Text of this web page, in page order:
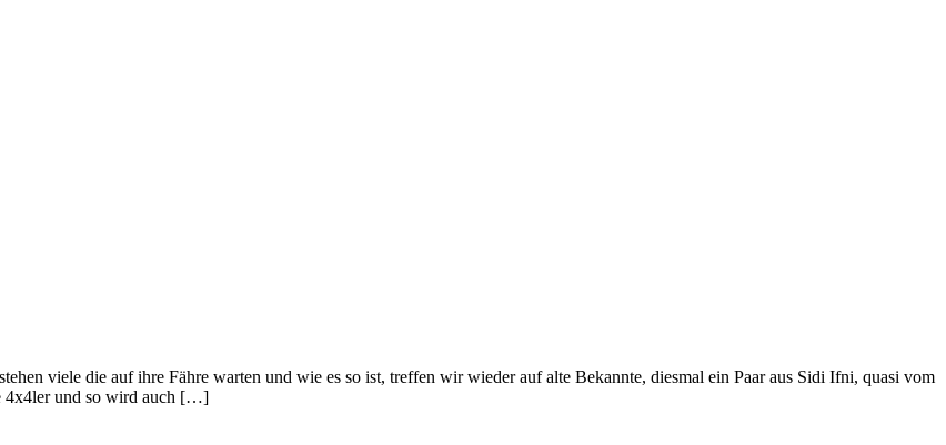
viele die auf ihre Fähre warten und wie es so ist, treffen wir wieder auf alte Bekannte, diesmal ein Paar aus Sidi Ifni, quasi vom
4x4ler und so wird auch […]